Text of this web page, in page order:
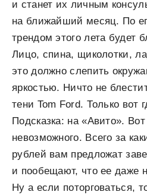
и станет их личным
на ближайший месяц. По
трендом этого лета будет
Лицо, спина, щиколотки,
это должно слепить
яркостью. Ничто не
тени Tom Ford. Только вот
Подсказка: на «Авито».
невозможного. Всего за
рублей вам предложат
и пообещают, что ее даже
Ну а если поторговаться,